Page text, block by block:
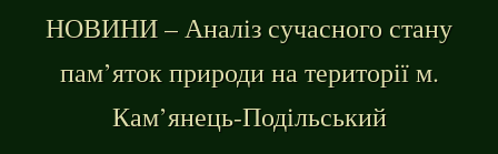
НОВИНИ – Аналіз сучасного стану
пам’яток природи на території м.
Кам’янець-Подільський